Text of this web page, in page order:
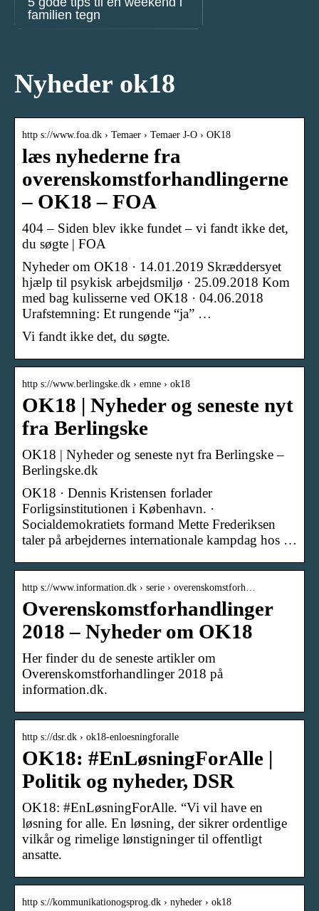
familien tegn
Nyheder ok18
http s://www.foa.dk › Temaer › Temaer J-O › OK18
læs nyhederne fra
overenskomstforhandlingerne
– OK18 – FOA
404 – Siden blev ikke fundet – vi fandt ikke det,
du søgte | FOA
Nyheder om OK18 · 14.01.2019 Skræddersyet
hjælp til psykisk arbejdsmiljø · 25.09.2018 Kom
med bag kulisserne ved OK18 · 04.06.2018
Urafstemning: Et rungende “ja” …
Vi fandt ikke det, du søgte.
http s://www.berlingske.dk › emne › ok18
OK18 | Nyheder og seneste nyt
fra Berlingske
OK18 | Nyheder og seneste nyt fra Berlingske –
Berlingske.dk
OK18 · Dennis Kristensen forlader
Forligsinstitutionen i København. ·
Socialdemokratiets formand Mette Frederiksen
taler på arbejdernes internationale kampdag hos …
http s://www.information.dk › serie › overenskomstforh…
Overenskomstforhandlinger
2018 – Nyheder om OK18
Her finder du de seneste artikler om
Overenskomstforhandlinger 2018 på
information.dk.
http s://dsr.dk › ok18-enloesningforalle
OK18: #EnLøsningForAlle |
Politik og nyheder, DSR
OK18: #EnLøsningForAlle. “Vi vil have en
løsning for alle. En løsning, der sikrer ordentlige
vilkår og rimelige lønstigninger til offentligt
ansatte.
http s://kommunikationogsprog.dk › nyheder › ok18